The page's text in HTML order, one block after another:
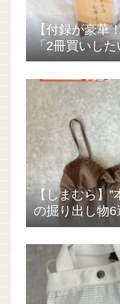
【付録が豪華
「2冊買いし
【しまむら】”
の掘り出し物6